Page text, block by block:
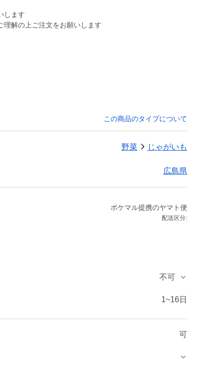
します
理解の上ご注文をお願いします
この商品のタイプについて
野菜 じゃがいも
広島県
ポケマル提携のヤマト便
配送区分:
不可
1~16日
可